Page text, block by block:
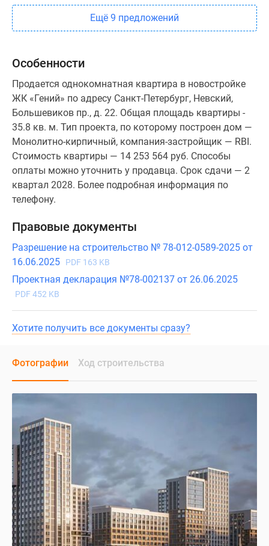
Ещё 9 предложений
Особенности
Продается однокомнатная квартира в новостройке
ЖК «Гений» по адресу Санкт-Петербург, Невский,
Большевиков пр., д. 22. Общая площадь квартиры -
35.8 кв. м. Тип проекта, по которому построен дом —
Монолитно-кирпичный, компания-застройщик — RBI.
Стоимость квартиры — 14 253 564 руб. Способы
оплаты можно уточнить у продавца. Срок сдачи — 2
квартал 2028. Более подробная информация по
телефону.
Правовые документы
Разрешение на строительство № 78-012-0589-2025 от
16.06.2025
PDF 163 KB
Проектная декларация №78-002137 от 26.06.2025
PDF 452 KB
Хотите получить все документы сразу?
Фотографии Ход строительства